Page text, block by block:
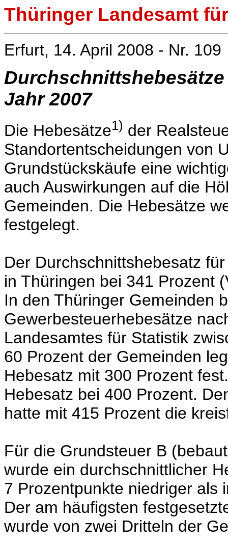
Thüringer Landesamt
Erfurt, 14. April 2008 - Nr. 109
Jahr 2007
Die Hebesätze1) der
Standortentscheidungen von
Grundstückskäufe eine
auch Auswirkungen auf die
Gemeinden. Die Hebesätze
festgelegt.
Der Durchschnittshebesatz
in Thüringen bei 341 Prozent
In den Thüringer Gemeinden
Gewerbesteuerhebesätze
Landesamtes für Statistik
60 Prozent der Gemeinden
Hebesatz mit 300 Prozent
Hebesatz bei 400 Prozent.
hatte mit 415 Prozent die
Für die Grundsteuer B
wurde ein durchschnittlicher
7 Prozentpunkte niedriger als
Der am häufigsten
wurde von zwei Dritteln der